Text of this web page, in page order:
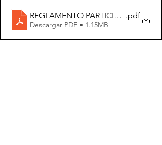
REGLAMENTO PARTICIPACIÓN 2º
.pdf
Descargar PDF • 1.15MB